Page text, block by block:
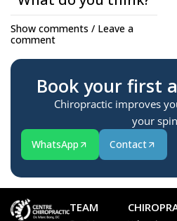
Show comments / Leave a
comment
Book your first
Chiropractic improves
your
WhatsApp Contact
TEAM